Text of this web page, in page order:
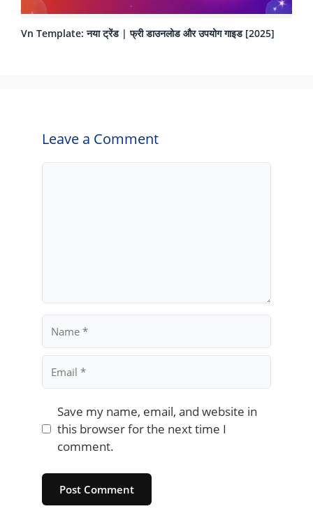
Vn Template: नया ट्रेंड | फ्री डाउनलोड और उपयोग गाइड [2025]
Leave a Comment
Save my name, email, and website in
this browser for the next time I
comment.
Website